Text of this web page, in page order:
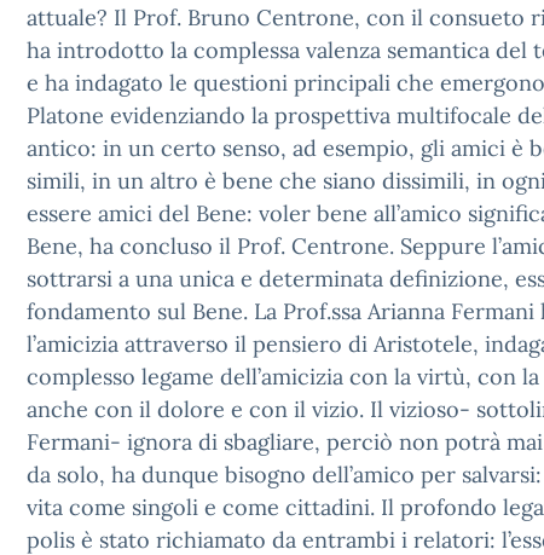
attuale? Il Prof. Bruno Centrone, con il consueto
ha introdotto la complessa valenza semantica del
e ha indagato le questioni principali che
Platone evidenziando la prospettiva multifocale
antico: in un certo senso, ad esempio, gli amici è
simili, in un altro è bene che siano dissimili, in
essere amici del Bene: voler bene all’amico
Bene, ha concluso il Prof. Centrone. Seppure
sottrarsi a una unica e determinata definizione,
fondamento sul Bene. La Prof.ssa Arianna
l’amicizia attraverso il pensiero di Aristotele,
complesso legame dell’amicizia con la virtù, con
anche con il dolore e con il vizio. Il vizioso-
Fermani- ignora di sbagliare, perciò non potrà
da solo, ha dunque bisogno dell’amico per salvarsi:
vita come singoli e come cittadini. Il profondo
polis è stato richiamato da entrambi i relatori: